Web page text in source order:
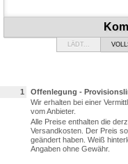
LÄDT...
1
Offenlegung -
Wir erhalten bei einer
vom Anbieter.
Alle Preise enthalten die
Versandkosten. Der Preis
geändert haben. Weiß
Angaben ohne Gewähr.